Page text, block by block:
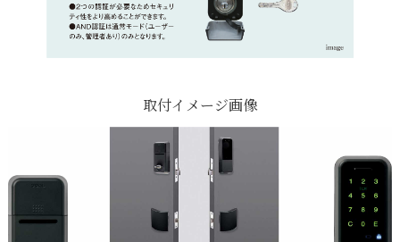
取付イメージ画像